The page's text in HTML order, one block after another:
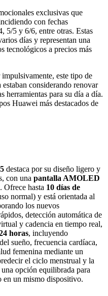
exclusivas que
con fechas
5/5 y 6/6, entre otras. Estas
días y representan una
tecnológicos a precios más
este tipo de
considerando renovar
herramientas para su día a día.
Huawei más destacados de
destaca por su diseño ligero y
con una pantalla AMOLED
Ofrece hasta 10 días de
normal) y está orientada al
los nuevos
detección automática de
y cadencia en tiempo real,
horas, incluyendo
sueño, frecuencia cardíaca,
femenina mediante un
el ciclo menstrual y la
opción equilibrada para
en un mismo dispositivo.